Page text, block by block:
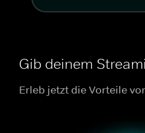
Gib deinem
Erleb jetzt die Vorteile